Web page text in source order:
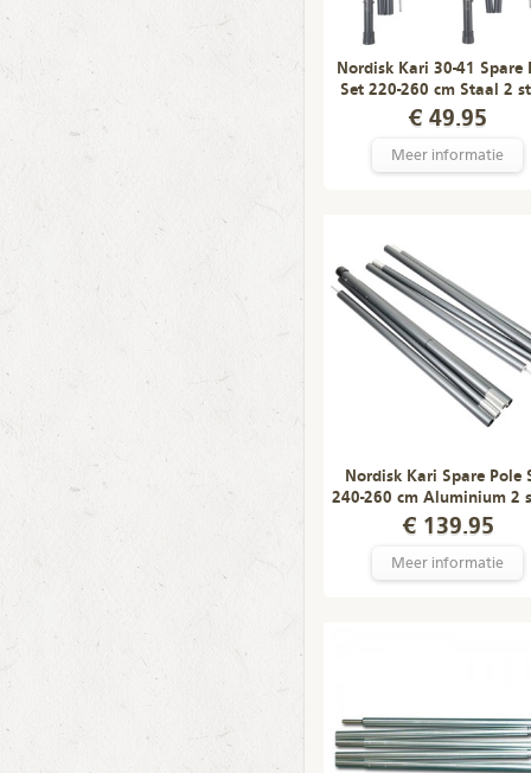
Nordisk Kari 30-41 Spare
Set 220-260 cm Staal 2
€ 49.95
Meer informatie
Nordisk Kari Spare Pole
240-260 cm Aluminium 2
€ 139.95
Meer informatie